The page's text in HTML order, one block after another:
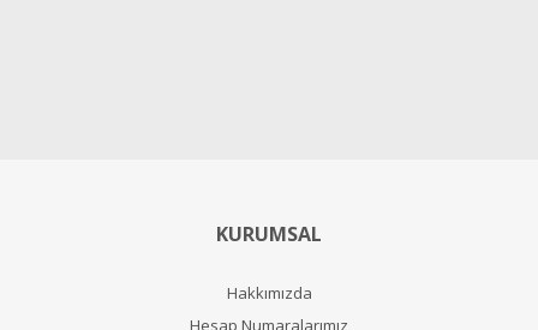
KURUMSAL
Hakkımızda
Hesap Numaralarımız